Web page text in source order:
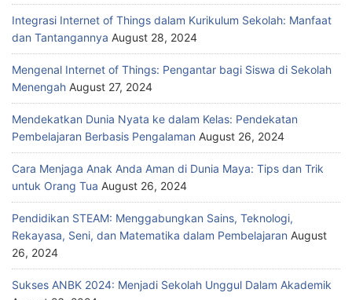
Integrasi Internet of Things dalam Kurikulum Sekolah: Manfaat
dan Tantangannya August 28, 2024
Mengenal Internet of Things: Pengantar bagi Siswa di Sekolah
Menengah August 27, 2024
Mendekatkan Dunia Nyata ke dalam Kelas: Pendekatan
Pembelajaran Berbasis Pengalaman August 26, 2024
Cara Menjaga Anak Anda Aman di Dunia Maya: Tips dan Trik
untuk Orang Tua August 26, 2024
Pendidikan STEAM: Menggabungkan Sains, Teknologi,
Rekayasa, Seni, dan Matematika dalam Pembelajaran August
26, 2024
Sukses ANBK 2024: Menjadi Sekolah Unggul Dalam Akademik